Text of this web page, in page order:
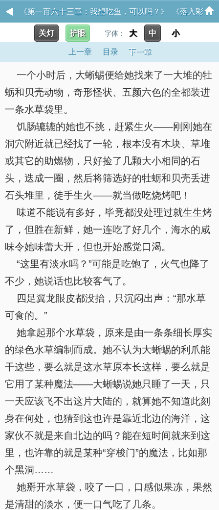
《第一百六十三章：我想吃鱼，可以吗？》 《落入彩
虹国度》穿越+西幻+言情
关灯 护眼 字体： 大 中 小
上一章 目录 下一章
一个小时后，大蜥蜴便给她找来了一大堆的牡
蛎和贝壳动物，奇形怪状、五颜六色的全都装进
一条水草袋里。
饥肠辘辘的她也不挑，赶紧生火——刚刚她在
洞穴附近就已经找了一轮，根本没有木块、草堆
或其它的助燃物，只好捡了几颗大小相同的石
头，迭成一圈，然后将筛选好的牡蛎和贝壳丢进
石头堆里，徒手生火——就当做吃烧烤吧！
味道不能说有多好，毕竟都没处理过就生生烤
了，但胜在新鲜，她一连吃了好几个，海水的咸
味令她味蕾大开，但也开始感觉口渴。
“这里有淡水吗？”可能是吃饱了，火气也降了
不少，她说话也比较客气了。
四足翼龙眼皮都没抬，只沉闷出声：“那水草
可食的。”
她拿起那个水草袋，原来是由一条条细长厚实
的绿色水草编制而成。她不认为大蜥蜴的利爪能
干这些，要么就是这水草原本长这样，要么就是
它用了某种魔法——大蜥蜴说她只睡了一天，只
一天应该飞不出这片大陆的，就算她不知道此刻
身在何处，也猜到这也许是靠近北边的海洋，这
家伙不就是来自北边的吗？能在短时间就来到这
里，也许靠的就是某种“穿梭门”的魔法，比如那
个黑洞……
她掰开水草袋，咬了一口，口感似果冻，果然
是清甜的淡水，便一口气吃了几条。